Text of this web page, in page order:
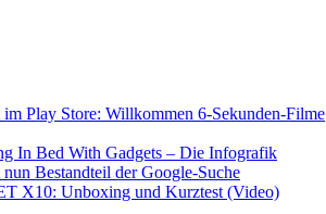
Play Store: Willkommen 6-Sekunden-Filme
In Bed With Gadgets – Die Infografik
Bestandteil der Google-Suche
X10: Unboxing und Kurztest (Video)